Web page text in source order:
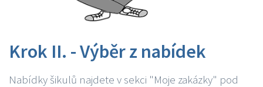
Krok II. - Výběr z nabídek
Nabídky šikulů najdete v sekci "Moje zakázky" pod